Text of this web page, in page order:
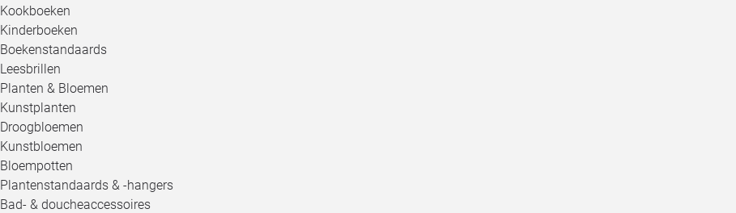
Kookboeken
Kinderboeken
Boekenstandaards
Leesbrillen
Planten & Bloemen
Kunstplanten
Droogbloemen
Kunstbloemen
Bloempotten
Plantenstandaards & -hangers
Bad- & doucheaccessoires